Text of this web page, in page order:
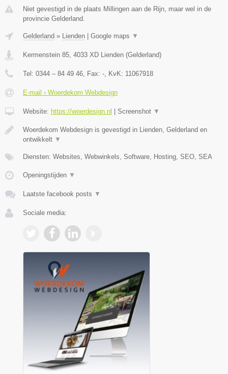
Niet gevestigd in de plaats Millingen aan de Rijn, maar wel in de
provincie Gelderland.
Gelderland » Lienden Google maps ▼
Kermenstein 85 4033 XD Lienden (Gelderland)
Tel: 0344 – 84 49 46 , Fax: - , KvK: 11067918
E-mail › Woerdekom Webdesign
Website: https://woerdesign.nl Screenshot ▼
Woerdekom Webdesign is gevestigd in Lienden, Gelderland en
ontwikkelt ▼
Diensten: Websites, Webwinkels, Software, Hosting, SEO, SEA
Openingstijden ▼
Laatste facebook posts ▼
Sociale media: